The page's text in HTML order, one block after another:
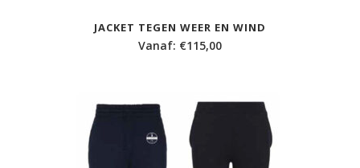
JACKET TEGEN WEER EN WIND
Vanaf: €115,00